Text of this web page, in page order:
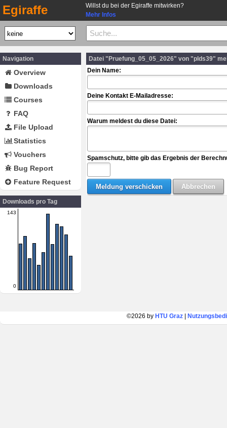
Egiraffe
Willst du bei der Egiraffe mitwirken?
Mehr Infos
Navigation
Overview
Downloads
Courses
FAQ
File Upload
Statistics
Vouchers
Bug Report
Feature Request
Downloads pro Tag
143
0
Datei "Pruefung_05_05_2026" von "plds39"
Dein Name:
Deine Kontakt E-Mailadresse:
Warum meldest du diese Datei:
Spamschutz, bitte gib das Ergebnis der
©2026 by HTU Graz|